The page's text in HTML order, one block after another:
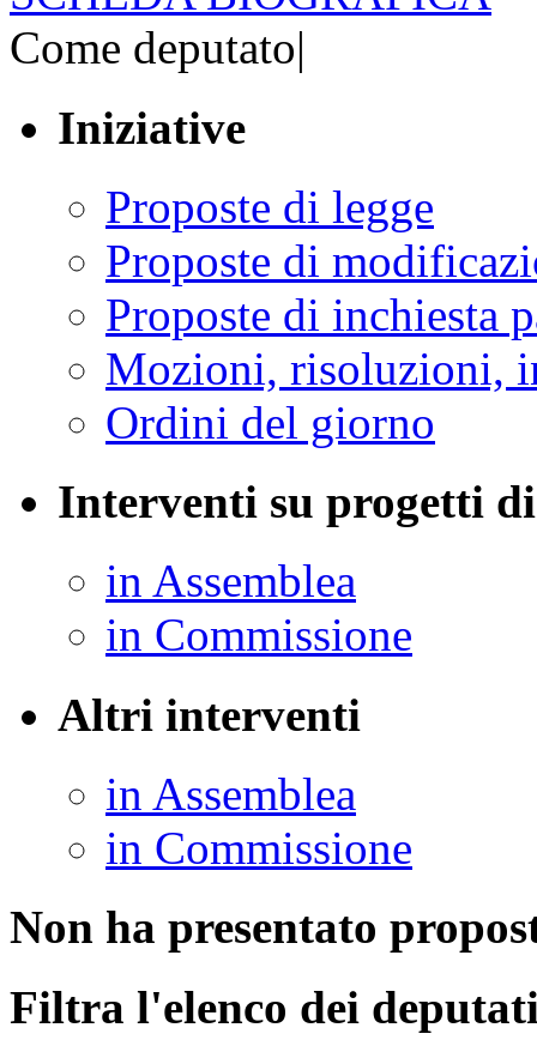
Come deputato|
Iniziative
Proposte di legge
Proposte di
Proposte di inchiesta
Mozioni, risoluzioni,
Ordini del giorno
Interventi su progetti di
in Assemblea
in Commissione
Altri interventi
in Assemblea
in Commissione
Non ha presentato
Filtra l'elenco dei